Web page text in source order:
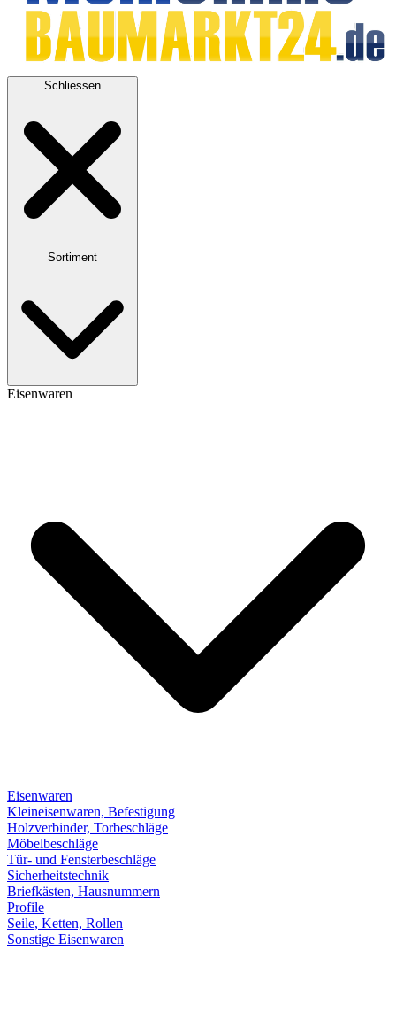
Schliessen
Sortiment
Eisenwaren
Eisenwaren
Kleineisenwaren, Befestigung
Holzverbinder, Torbeschläge
Möbelbeschläge
Tür- und Fensterbeschläge
Sicherheitstechnik
Briefkästen, Hausnummern
Profile
Seile, Ketten, Rollen
Sonstige Eisenwaren